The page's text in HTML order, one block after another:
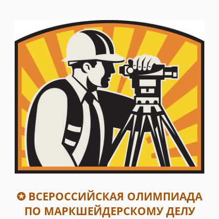
✪ ВСЕРОССИЙСКАЯ ОЛИМПИАДА
ПО МАРКШЕЙДЕРСКОМУ ДЕЛУ